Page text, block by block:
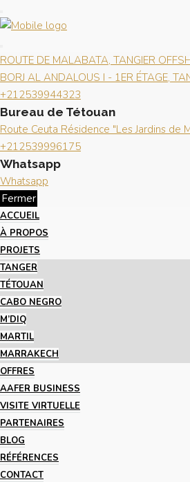
Contactez-nous
ROUTE DE MALABATA, TANGIER
BORJ AL ANDALOUS I - 1ER ÉTAGE,
+212539944323
Bureau de Tétouan
Route Ceuta Résidence "Les Jardins de
+212539996175
Whatsapp
Whatsapp
Fermer
ACCUEIL
À PROPOS
PROJETS
TANGER
TÉTOUAN
CABO NEGRO
M’DIQ
MARTIL
MARRAKECH
OFFRES
AAFER BUSINESS
VISITE VIRTUELLE
PARTENAIRES
BLOG
RÉFÉRENCES
CONTACT